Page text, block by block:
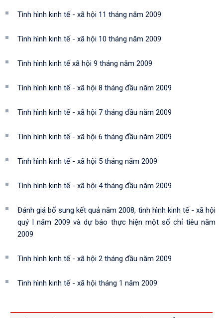
Tình hình kinh tế - xã hội 11 tháng năm 2009
Tình hình kinh tế - xã hội 10 tháng năm 2009
Tình hình kinh tế xã hội 9 tháng năm 2009
Tình hình kinh tế - xã hội 8 tháng đầu năm 2009
Tình hình kinh tế - xã hội 7 tháng đầu năm 2009
Tình hình kinh tế - xã hội 6 tháng đầu năm 2009
Tình hình kinh tế - xã hội 5 tháng năm 2009
Tình hình kinh tế - xã hội 4 tháng đầu năm 2009
Đánh giá bổ sung kết quả năm 2008, tình hình kinh tế - xã hội
quý I năm 2009 và dự báo thực hiện một số chỉ tiêu năm
2009
Tình hình kinh tế - xã hội 2 tháng đầu năm 2009
Tình hình kinh tế - xã hội tháng 1 năm 2009